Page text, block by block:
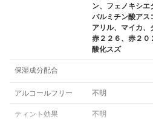
ン、フェノキシ
パルミチン酸アス
アリル、マイカ、
赤２２６、赤２０
酸化スズ
保湿成分配合
アルコールフリー 不明
ティント効果 不明